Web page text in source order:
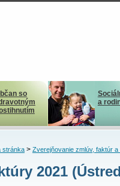
so
a
stránka> Zverejňovanie zmlúv, faktúr a
2021